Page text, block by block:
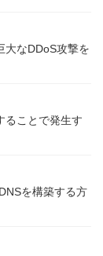
大なDDoS攻撃を
ることで発生す
を構築する方